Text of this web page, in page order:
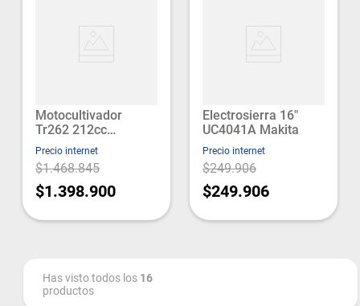
Motocultivador
Tr262 212cc
Husqvarna
Precio internet
$1.468.845
$1.398.900
Electrosierra 16"
UC4041A Makita
Precio internet
$249.906
$249.906
Has visto todos los 16
productos